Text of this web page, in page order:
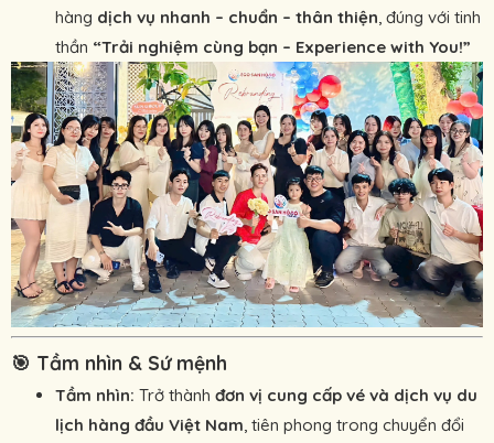
hàng dịch vụ nhanh – chuẩn – thân thiện, đúng với tinh
thần “Trải nghiệm cùng bạn – Experience with You!”
🎯 Tầm nhìn & Sứ mệnh
Tầm nhìn: Trở thành đơn vị cung cấp vé và dịch vụ du
lịch hàng đầu Việt Nam, tiên phong trong chuyển đổi